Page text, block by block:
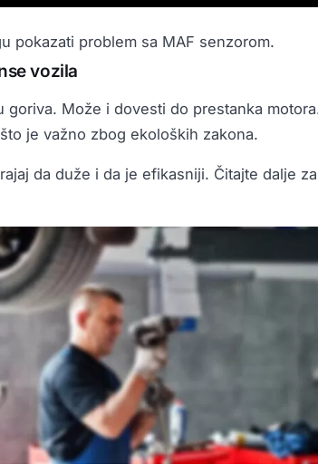
pokazati problem sa MAF senzorom.
vozila
Može i dovesti do prestanka
je važno zbog ekoloških zakona.
da duže i da je efikasniji. Čitajte dalje za